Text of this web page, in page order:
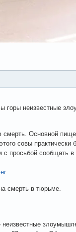
горы неизвестные
смерть. Основной
совы
просьбой сообщать
смерть в тюрьме.